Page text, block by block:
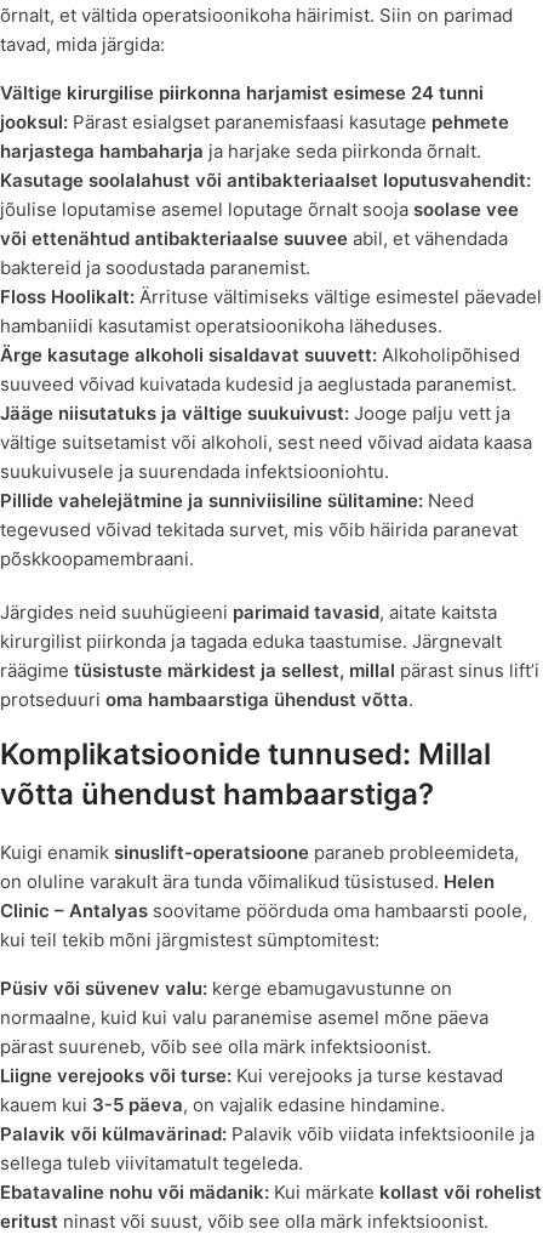
õrnalt, et vältida operatsioonikoha häirimist. Siin on parimad
tavad, mida järgida:
Vältige kirurgilise piirkonna harjamist esimese 24 tunni
jooksul: Pärast esialgset paranemisfaasi kasutage pehmete
harjastega hambaharja ja harjake seda piirkonda õrnalt.
Kasutage soolalahust või antibakteriaalset loputusvahendit:
jõulise loputamise asemel loputage õrnalt sooja soolase vee
või ettenähtud antibakteriaalse suuvee abil, et vähendada
baktereid ja soodustada paranemist.
Floss Hoolikalt: Ärrituse vältimiseks vältige esimestel päevadel
hambaniidi kasutamist operatsioonikoha läheduses.
Ärge kasutage alkoholi sisaldavat suuvett: Alkoholipõhised
suuveed võivad kuivatada kudesid ja aeglustada paranemist.
Jääge niisutatuks ja vältige suukuivust: Jooge palju vett ja
vältige suitsetamist või alkoholi, sest need võivad aidata kaasa
suukuivusele ja suurendada infektsiooniohtu.
Pillide vahelejätmine ja sunniviisiline sülitamine: Need
tegevused võivad tekitada survet, mis võib häirida paranevat
põskkoopamembraani.
Järgides neid suuhügieeni parimaid tavasid, aitate kaitsta
kirurgilist piirkonda ja tagada eduka taastumise. Järgnevalt
räägime tüsistuste märkidest ja sellest, millal pärast sinus lift’i
protseduuri oma hambaarstiga ühendust võtta.
Komplikatsioonide tunnused: Millal
võtta ühendust hambaarstiga?
Kuigi enamik sinuslift-operatsioone paraneb probleemideta,
on oluline varakult ära tunda võimalikud tüsistused. Helen
Clinic – Antalyas soovitame pöörduda oma hambaarsti poole,
kui teil tekib mõni järgmistest sümptomitest:
Püsiv või süvenev valu: kerge ebamugavustunne on
normaalne, kuid kui valu paranemise asemel mõne päeva
pärast suureneb, võib see olla märk infektsioonist.
Liigne verejooks või turse: Kui verejooks ja turse kestavad
kauem kui 3-5 päeva, on vajalik edasine hindamine.
Palavik või külmavärinad: Palavik võib viidata infektsioonile ja
sellega tuleb viivitamatult tegeleda.
Ebatavaline nohu või mädanik: Kui märkate kollast või rohelist
eritust ninast või suust, võib see olla märk infektsioonist.